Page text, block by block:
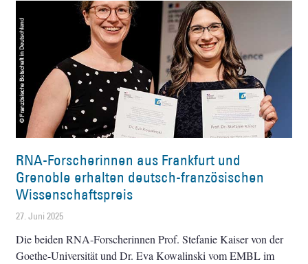
RNA-Forscherinnen aus Frankfurt und
Grenoble erhalten deutsch-französischen
Wissenschaftspreis
27. Juni 2025
Die beiden RNA-Forscherinnen Prof. Stefanie Kaiser von der
Goethe-Universität und Dr. Eva Kowalinski vom EMBL im